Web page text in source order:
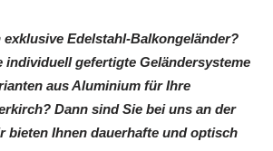
exklusive Edelstahl-Balkongeländer?
individuell gefertigte Geländersysteme
aus Aluminium für Ihre
Dann sind Sie bei uns an der
bieten Ihnen dauerhafte und optisch